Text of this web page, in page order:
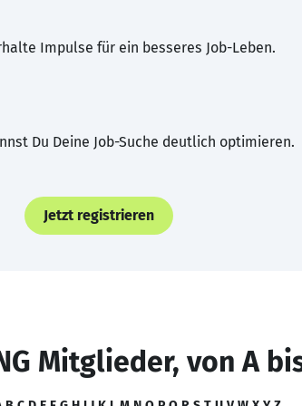
Impulse für ein besseres Job-Leben.
Du Deine Job-Suche deutlich optimieren.
Jetzt registrieren
Mitglieder, von A